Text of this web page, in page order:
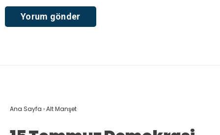
Ana Sayfa ›Alt Manşet